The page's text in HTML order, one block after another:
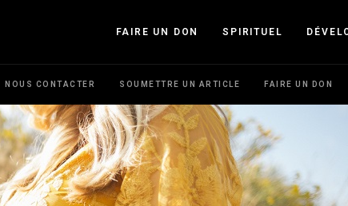
FAIRE UN DON SPIRITUEL
NOUS CONTACTER SOUMETTRE UN ARTICLE FAIRE UN DON